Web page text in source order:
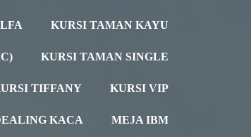
KURSI TAMAN KAYU
KURSI TAMAN SINGLE
TIFFANY KURSI VIP
KACA MEJA IBM